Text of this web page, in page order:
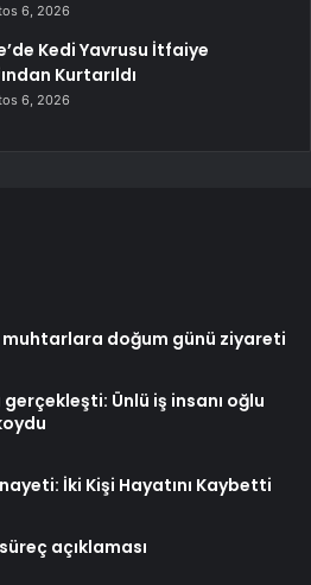
6, 2026
Kedi Yavrusu İtfaiye
Kurtarıldı
6, 2026
muhtarlara doğum günü ziyareti
gerçekleşti: Ünlü iş insanı oğlu
İki Kişi Hayatını Kaybetti
açıklaması